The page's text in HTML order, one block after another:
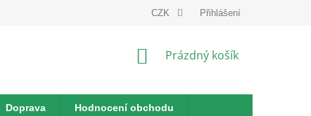
CZK Přihlášení
NÁKUPNÍ
Prázdný košík
Doprava Hodnocení obchodu